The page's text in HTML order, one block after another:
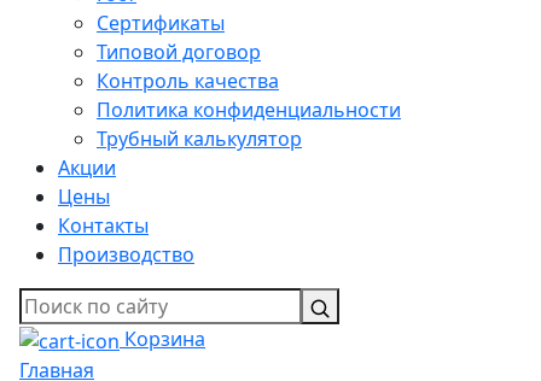
Сертификаты
Типовой договор
Контроль качества
Политика конфиденциальности
Трубный калькулятор
Акции
Цены
Контакты
Производство
Корзина
Главная